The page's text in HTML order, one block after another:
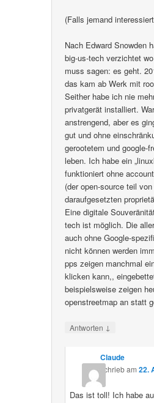
(Falls jemand
Nach Edward Snowden
big-us-tech verzichtet
muss sagen: es geht.
das kam ab Werk mit
Seither habe ich nie
privatgerät installiert.
anstrengend, aber es
gut und ohne
gerootetem und google-
leben. Ich habe ein
funktioniert ohne
(der open-source teil
daraufgesetzten
Eine digitale
tech ist möglich. Die
auch ohne Google-
nicht können werden
pps zeigen manchmal
klicken kann,,
beispielsweise zeigen
openstreetmap an statt
Antworten ↓
Claude
schriebam 22.
Das ist toll! Ich habe